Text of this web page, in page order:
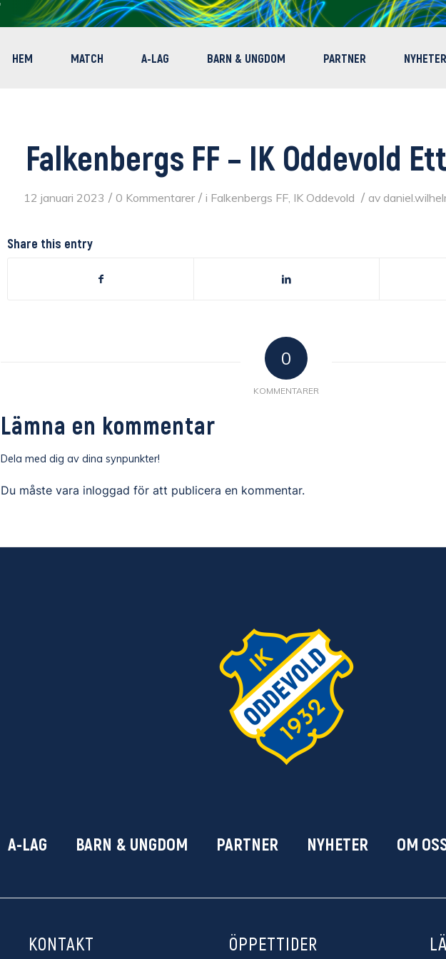
HEM MATCH A-LAG BARN & UNGDOM PARTNER NYHETER
Falkenbergs FF – IK Oddevold
12 januari 2023 / 0 Kommentarer / i Falkenbergs FF, IK Oddevold / av
Share this entry
0
KOMMENTARER
Lämna en kommentar
Dela med dig av dina synpunkter!
Du måste vara inloggad för att publicera en kommentar.
A-LAG BARN & UNGDOM PARTNER NYHETER OM
KONTAKT ÖPPETTIDER